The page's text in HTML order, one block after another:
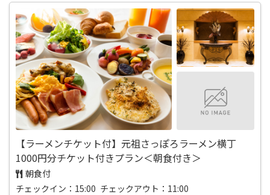
【ラーメンチケット付】元祖さっぽろラーメン横丁
1000円分チケット付きプラン＜朝食付き＞
朝食付
チェックイン：15:00 チェックアウト：11:00